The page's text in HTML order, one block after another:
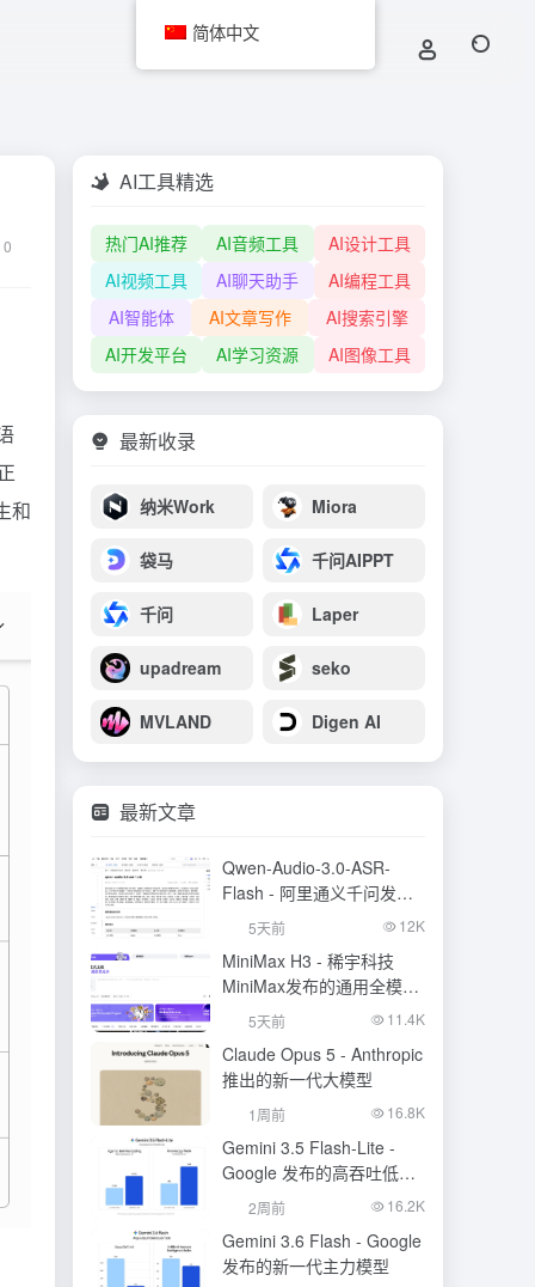
0
和
AI工具精选
热门AI推荐 AI音频工具
AI设计工具
AI视频工具
AI聊天助手
AI编程工具
AI智能体
AI文章写作
AI搜索引擎
AI开发平台
AI学习资源 AI图像工具
最新收录
纳米Work Miora
袋马 千问AIPPT
千问 Laper
upadream seko
MVLAND Digen AI
最新文章
Qwen-Audio-3.0-ASR-
Flash - 阿里通义千问发布
的语音识别大模型
5天前 12K
MiniMax H3 - 稀宇科技
MiniMax发布的通用全模态
生成模型
5天前 11.4K
Claude Opus 5 - Anthropic
推出的新一代大模型
1周前 16.8K
Gemini 3.5 Flash-Lite -
Google 发布的高吞吐低成
本模型
2周前 16.2K
Gemini 3.6 Flash - Google
发布的新一代主力模型
简体中文